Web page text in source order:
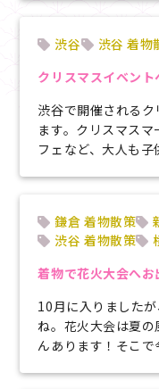
渋谷
渋谷 着物
クリスマスイベント
渋谷で開催される
ます。クリスマス
フェなど、大人も
鎌倉 着物散策
渋谷 着物散策
着物で花火大会へお
10月に入りました
ね。花火大会は夏
んあります！そこ